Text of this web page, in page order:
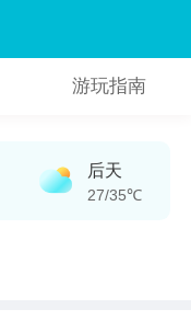
游玩指南
后天
27/35℃